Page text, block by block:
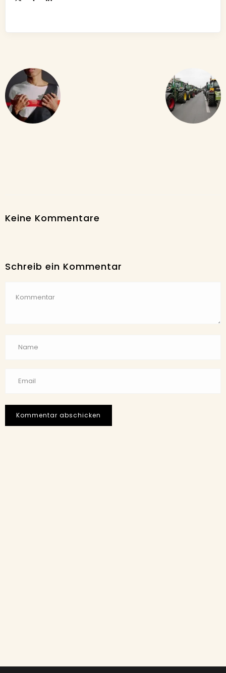
Keine Kommentare
Schreib ein Kommentar